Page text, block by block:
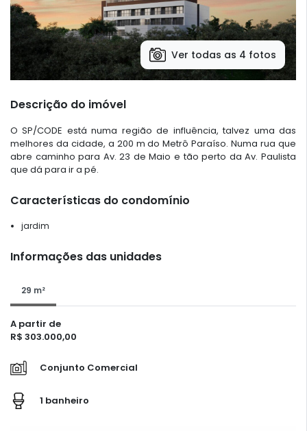
Ver todas as 4 fotos
Descrição do imóvel
O SP/CODE está numa região de influência, talvez uma das
melhores da cidade, a 200 m do Metrô Paraíso. Numa rua que
abre caminho para Av. 23 de Maio e tão perto da Av. Paulista
que dá para ir a pé.
Características do condomínio
jardim
Informações das unidades
29 m²
A partir de
R$ 303.000,00
Conjunto Comercial
1 banheiro